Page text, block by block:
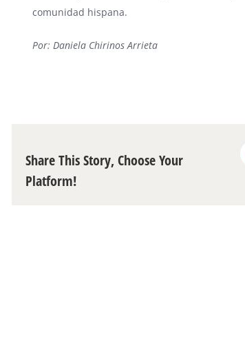
comunidad hispana.
Por: Daniela Chirinos Arrieta
Share This Story, Choose Your
Platform!